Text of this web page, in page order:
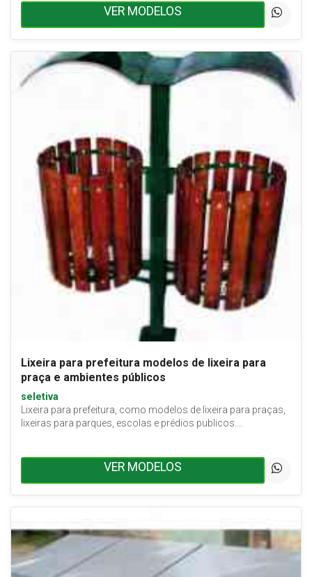
VER MODELOS
Lixeira para prefeitura modelos de lixeira para
praça e ambientes públicos
seletiva
Lixeira para prefeitura, como modelos de lixeira para praças,
lixeiras para parques, escolas e prédios publicos.…
VER MODELOS